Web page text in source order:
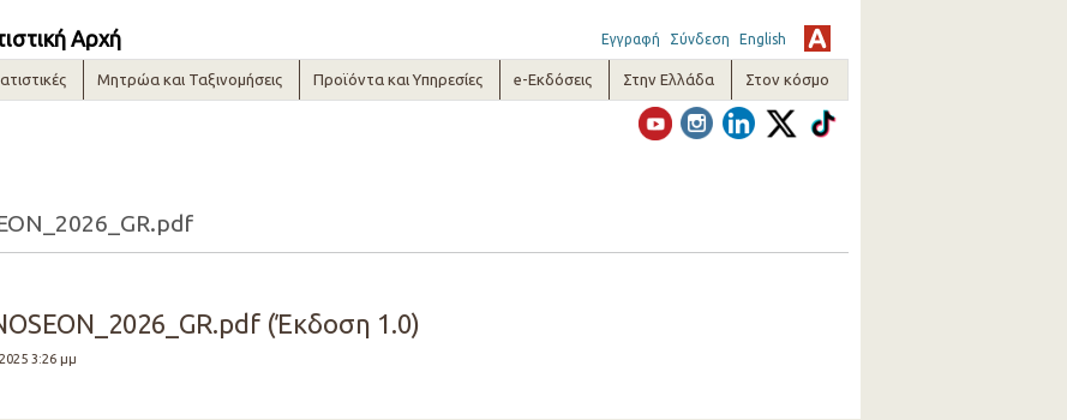
Αρχή Εγγραφή Σύνδεση English
Μητρώα και Ταξινομήσεις Προϊόντα και Υπηρεσίες e-Εκδόσεις Στην Ελλάδα Στον κόσμο
(Έκδοση 1.0)
3:26 μμ